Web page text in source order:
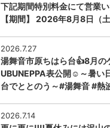
下記期間特別料金にて営業い
【期間】 2026年8月8日（
2026.7.27
湯舞音市原ちはら台👍8月の
UBUNEPPA表公開☺～暑い
台でととのう～#湯舞音 #熱
2026.7.14